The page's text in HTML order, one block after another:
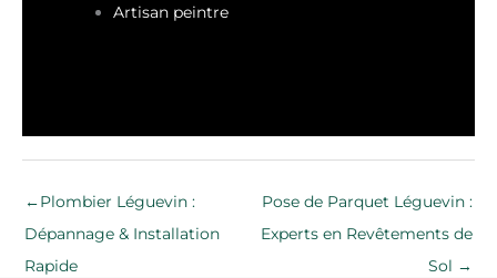
Artisan peintre
←Plombier Léguevin :
Dépannage & Installation
Rapide
Pose de Parquet Léguevin :
Experts en Revêtements de
Sol →